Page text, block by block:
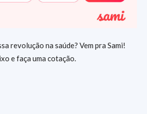
revolução na saúde? Vem pra Sami!
e faça uma cotação.